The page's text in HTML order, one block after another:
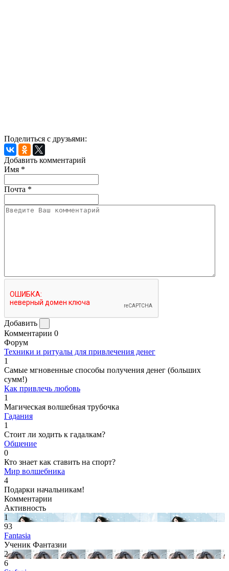
Поделиться с друзьями:
Добавить комментарий
Имя *
Почта *
Добавить
Комментарии 0
Форум
Техники и ритуалы для привлечения денег
1
Самые мгновенные способы получения денег (больших
сумм!)
Как привлечь любовь
1
Магическая волшебная трубочка
Гадания
1
Стоит ли ходить к гадалкам?
Общение
0
Кто знает как ставить на спорт?
Мир волшебника
4
Подарки начальникам!
Комментарии
Активность
1
93
Fantasia
Ученик Фантазии
2
6